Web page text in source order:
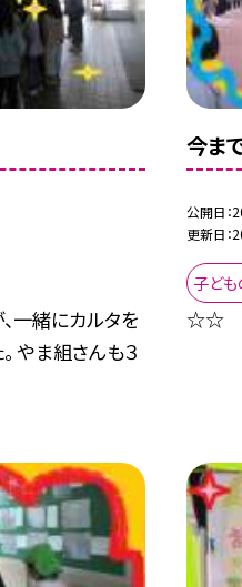
一緒にカルタを
やま組さんも３
今ま
公開日
更新日
子ど
☆☆